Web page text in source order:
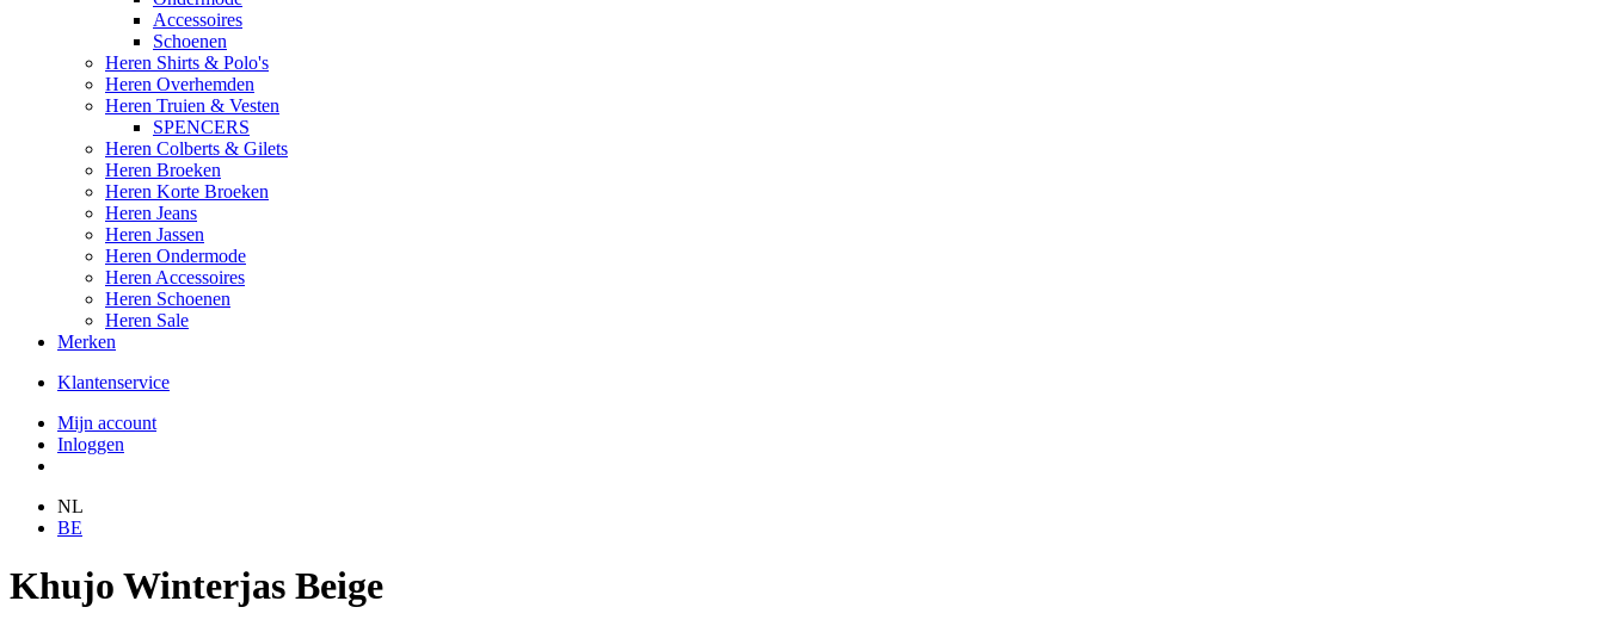
Accessoires
Schoenen
Heren Shirts & Polo's
Heren Overhemden
Heren Truien & Vesten
SPENCERS
Heren Colberts & Gilets
Heren Broeken
Heren Korte Broeken
Heren Jeans
Heren Jassen
Heren Ondermode
Heren Accessoires
Heren Schoenen
Heren Sale
Merken
Klantenservice
Mijn account
Inloggen
NL
BE
Khujo Winterjas Beige